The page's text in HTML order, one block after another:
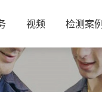
视频 检测案例